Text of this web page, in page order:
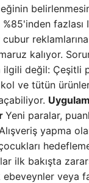
fazlası
kalıyor.
ilgili değil: Çeşitli
ve tütün
Yeni paralar,
yapma
ilk bakışta
ebeveynler veya